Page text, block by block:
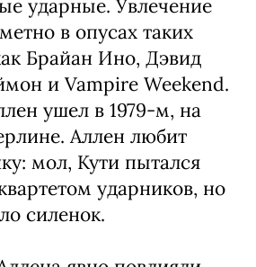
ударные. Увлечение
в опусах таких
Брайан Ино, Дэвид
и Vampire Weekend.
ушел в 1979-м, на
Аллен любит
мол, Кути пытался
ударников, но
силенок.